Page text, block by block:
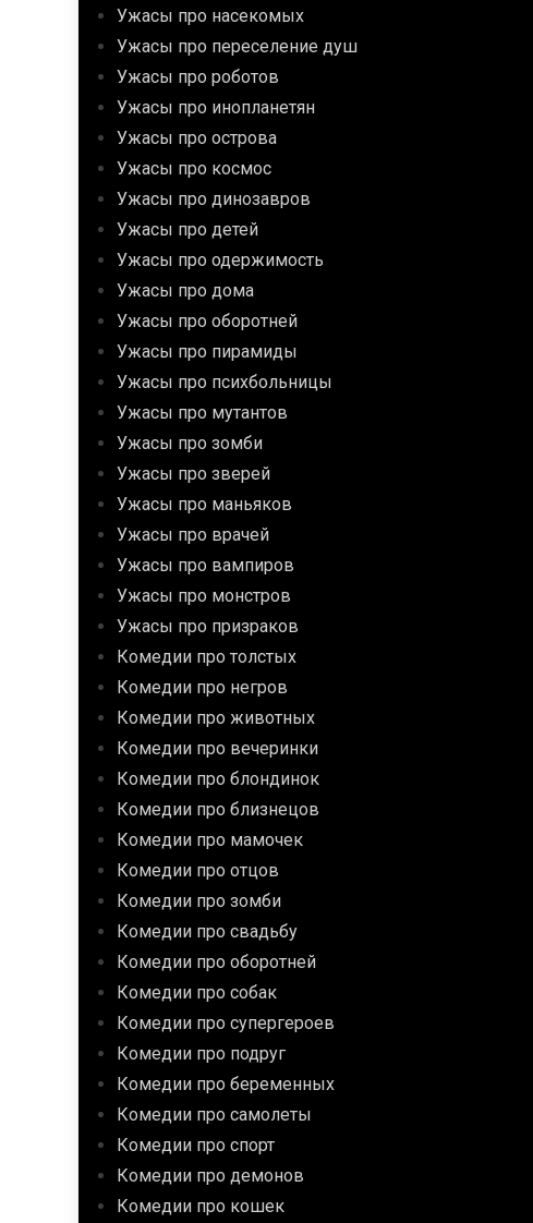
Ужасы про насекомых
Ужасы про переселение душ
Ужасы про роботов
Ужасы про инопланетян
Ужасы про острова
Ужасы про космос
Ужасы про динозавров
Ужасы про детей
Ужасы про одержимость
Ужасы про дома
Ужасы про оборотней
Ужасы про пирамиды
Ужасы про психбольницы
Ужасы про мутантов
Ужасы про зомби
Ужасы про зверей
Ужасы про маньяков
Ужасы про врачей
Ужасы про вампиров
Ужасы про монстров
Ужасы про призраков
Комедии про толстых
Комедии про негров
Комедии про животных
Комедии про вечеринки
Комедии про блондинок
Комедии про близнецов
Комедии про мамочек
Комедии про отцов
Комедии про зомби
Комедии про свадьбу
Комедии про оборотней
Комедии про собак
Комедии про супергероев
Комедии про подруг
Комедии про беременных
Комедии про самолеты
Комедии про спорт
Комедии про демонов
Комедии про кошек